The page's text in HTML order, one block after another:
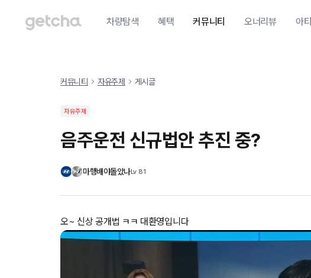
차량탐색 혜택 커뮤니티 오너리뷰 아
커뮤니티 자유주제 게시글
자유주제
음주운전 신규법안 추진 중?
마행배야돌았나Lv 81
오~ 신상 공개법 ㅋㅋ 대환영입니다